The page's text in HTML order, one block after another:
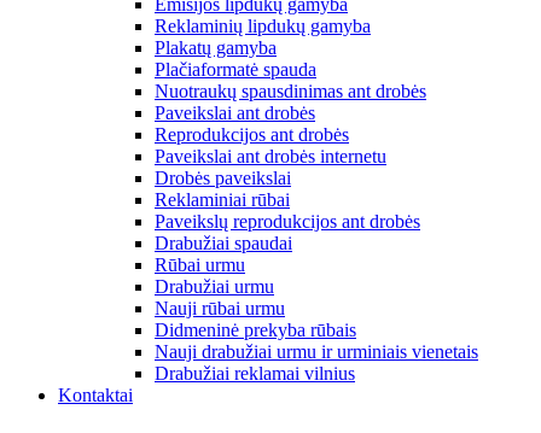
Emisijos lipdukų gamyba
Reklaminių lipdukų gamyba
Plakatų gamyba
Plačiaformatė spauda
Nuotraukų spausdinimas ant drobės
Paveikslai ant drobės
Reprodukcijos ant drobės
Paveikslai ant drobės internetu
Drobės paveikslai
Reklaminiai rūbai
Paveikslų reprodukcijos ant drobės
Drabužiai spaudai
Rūbai urmu
Drabužiai urmu
Nauji rūbai urmu
Didmeninė prekyba rūbais
Nauji drabužiai urmu ir urminiais vienetais
Drabužiai reklamai vilnius
Kontaktai